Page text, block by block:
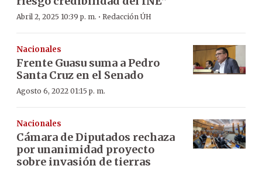
Abril 2, 2025 10:39 p. m. · Redacción ÚH
Nacionales
Frente Guasu suma a Pedro
Santa Cruz en el Senado
Agosto 6, 2022 01:15 p. m.
Nacionales
Cámara de Diputados rechaza
por unanimidad proyecto
sobre invasión de tierras